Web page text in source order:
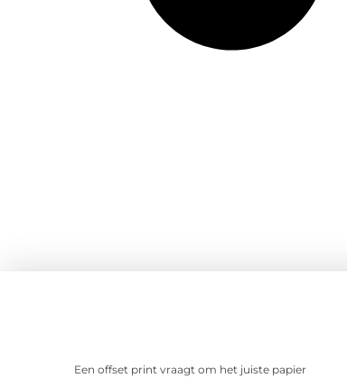
Een offset print vraagt om het juiste papier